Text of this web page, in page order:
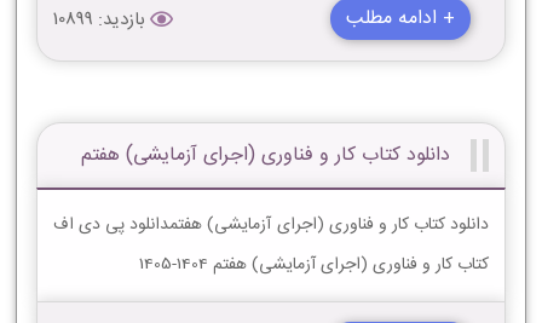
+ ادامه مطلب بازدید: 10899
دانلود کتاب کار و فناوری (اجرای آزمایشی) هفتم
دانلود کتاب کار و فناوری (اجرای آزمایشی) هفتمدانلود پی دی اف
کتاب کار و فناوری (اجرای آزمایشی) هفتم 1404-1405